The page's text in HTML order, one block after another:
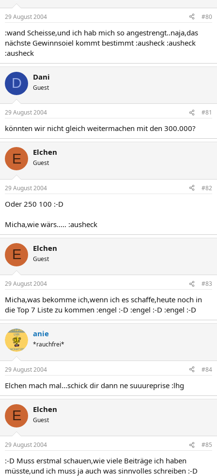
29 August 2004 #80
:wand Scheisse,und ich hab mich so angestrengt..naja,das
nächste Gewinnsoiel kommt bestimmt :ausheck :ausheck
:ausheck
D Dani
Guest
29 August 2004 #81
könnten wir nicht gleich weitermachen mit den 300.000?
E Elchen
Guest
29 August 2004 #82
Oder 250 100 :-D
Micha,wie wärs..... :ausheck
E Elchen
Guest
29 August 2004 #83
Micha,was bekomme ich,wenn ich es schaffe,heute noch in
die Top 7 Liste zu kommen :engel :-D :engel :-D :engel :-D
anie
*rauchfrei*
29 August 2004 #84
Elchen mach mal...schick dir dann ne suuureprise :lhg
E Elchen
Guest
29 August 2004 #85
:-D Muss erstmal schauen,wie viele Beiträge ich haben
müsste,und ich muss ja auch was sinnvolles schreiben :-D